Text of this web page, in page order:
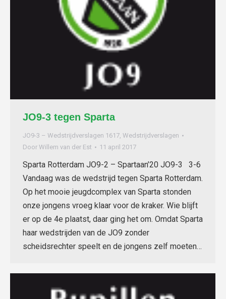
JO9-3 tegen Sparta
JO9-3 – Wedstrijdverslagen 1617, Wedstrijdverslagen
Door Willem van der Est 11 april 2017
Sparta Rotterdam JO9-2 – Spartaan’20 JO9-3 3-6
Vandaag was de wedstrijd tegen Sparta Rotterdam.
Op het mooie jeugdcomplex van Sparta stonden
onze jongens vroeg klaar voor de kraker. Wie blijft
er op de 4e plaatst, daar ging het om. Omdat Sparta
haar wedstrijden van de JO9 zonder
scheidsrechter speelt en de jongens zelf moeten…